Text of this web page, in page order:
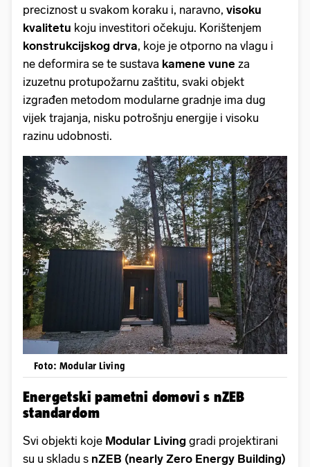
preciznost u svakom koraku i, naravno, visoku
kvalitetu koju investitori očekuju. Korištenjem
konstrukcijskog drva, koje je otporno na vlagu i
ne deformira se te sustava kamene vune za
izuzetnu protupožarnu zaštitu, svaki objekt
izgrađen metodom modularne gradnje ima dug
vijek trajanja, nisku potrošnju energije i visoku
razinu udobnosti.
Foto: Modular Living
Energetski pametni domovi s nZEB
standardom
Svi objekti koje Modular Living gradi projektirani
su u skladu s nZEB (nearly Zero Energy Building)